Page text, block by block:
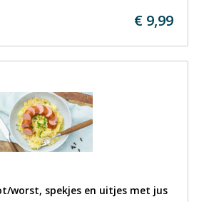
€ 9,99
worst, spekjes en uitjes met jus